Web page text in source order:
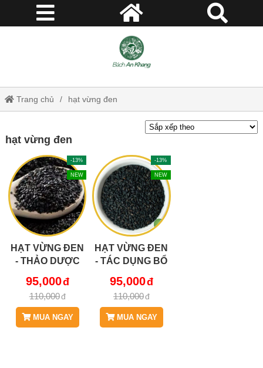
Trang chủ hạt vừng đen
hạt vừng đen
-13%
NEW
HẠT VỪNG ĐEN
- THẢO DƯỢC
KHANG JD129
HATVUNGDEN
95,000
110,000
MUA NGAY
-13%
NEW
HẠT VỪNG ĐEN
- TÁC DỤNG BỔ
LỞ LOÉT VÀ
KIẾT LỴ KINH
NIÊN JD129
HATVUNGDEN
95,000
110,000
MUA NGAY